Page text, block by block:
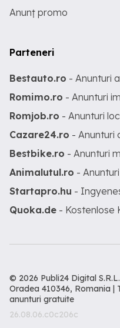
Anunț promo
Parteneri
Bestauto.ro - Anunturi
Romimo.ro - Anunturi
Romjob.ro - Anunturi
Cazare24.ro - Anunturi
Bestbike.ro - Anunturi
Animalutul.ro -
Startapro.hu -
Quoka.de - Kostenlose
© 2026 Publi24 Digital
Oradea 410346, Romania |
anunturi gratuite
26.08.06.c0c206c